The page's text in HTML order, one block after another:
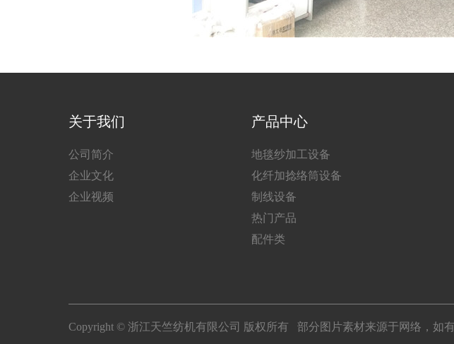
关于我们
公司简介
企业文化
企业视频
产品中心
地毯纱加工设备
化纤加捻络筒设备
制线设备
热门产品
配件类
Copyright © 浙江天竺纺机有限公司 版权所有 部分图片素材来源于网络，如